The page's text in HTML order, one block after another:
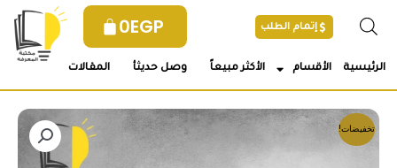
0EGP إتمام الطلب
الرئيسية الأقسام الأكثر مبيعاً وصل حديثأ المقالات
تخفيضات!